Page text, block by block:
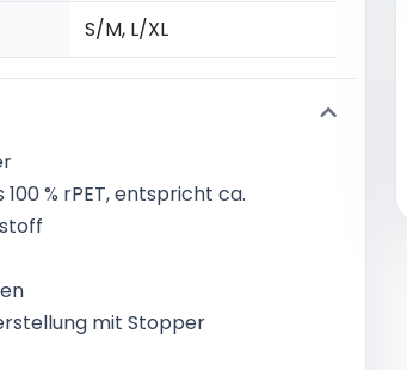
S/M, L/XL
% rPET, entspricht ca.
mit Stopper